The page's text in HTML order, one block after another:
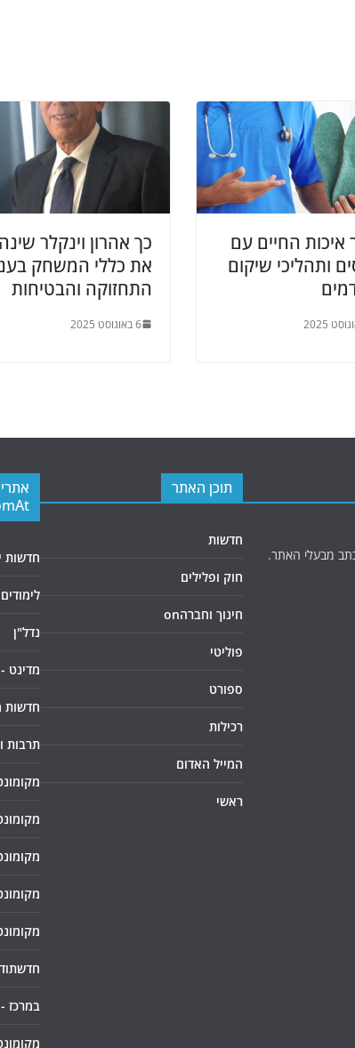
איכות החיים עם
ותהליכי שיקום
כך אהרון וינקלר שינה
את כללי המשחק
התחזוקה והבטיחות
6 באוגוסט 2025
מבעלי האתר.
תוכן האתר
חדשות
חוק ופלילים
חינוך וחברהon
פוליטי
ספורט
רכילות
המייל האדום
ראשי
חדשות
נדל"ן
מדינט
חדשות
תרבות
במרכז